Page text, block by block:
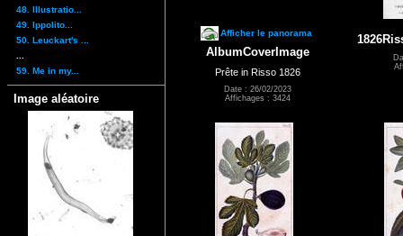
48. Illustratio...
49. Ippolito...
50. Leuckart's ...
59. Me in my...
Image aléatoire
Afficher le panorama
AlbumCoverImage
Prête in Risso 1826
Date : 26/02/2023
Affichages : 3424